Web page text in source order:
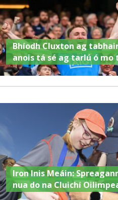
Bhíodh Cluxton ag
anois tá sé ag tarlú ó mo
Iron Inis Meáin:
nua do na Cluichí